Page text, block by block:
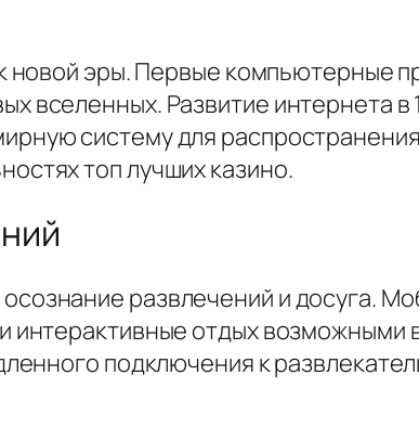
новой эры. Первые компьютерные
вселенных. Развитие интернета в
систему для распространения
топ лучших казино.
развлечений и досуга.
интерактивные отдых возможными
подключения к